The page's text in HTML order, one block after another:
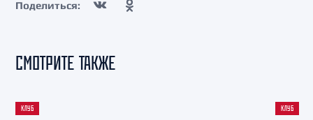
Поделиться:
СМОТРИТЕ ТАКЖЕ
КЛУБ КЛУБ